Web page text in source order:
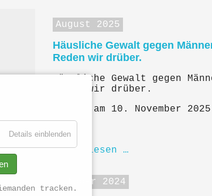
August 2025
Häusliche Gewalt gegen
Reden wir drüber.
Häusliche Gewalt gegen
Reden wir drüber.
Online am 10. November
13 Uhr
Weiterlesen …
Oktober 2024
Details einblenden
tracken.